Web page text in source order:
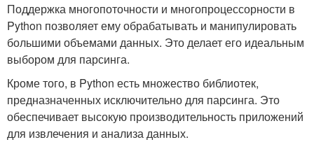
Поддержка многопоточности и многопроцессорности в
Python позволяет ему обрабатывать и манипулировать
большими объемами данных. Это делает его идеальным
выбором для парсинга.
Кроме того, в Python есть множество библиотек,
предназначенных исключительно для парсинга. Это
обеспечивает высокую производительность приложений
для извлечения и анализа данных.